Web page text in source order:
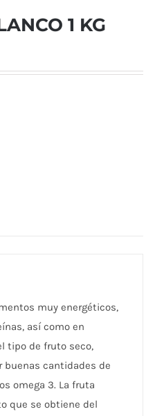
1 KG
muy energéticos,
así como en
tipo de fruto seco,
cantidades de
omega 3. La fruta
que se obtiene del